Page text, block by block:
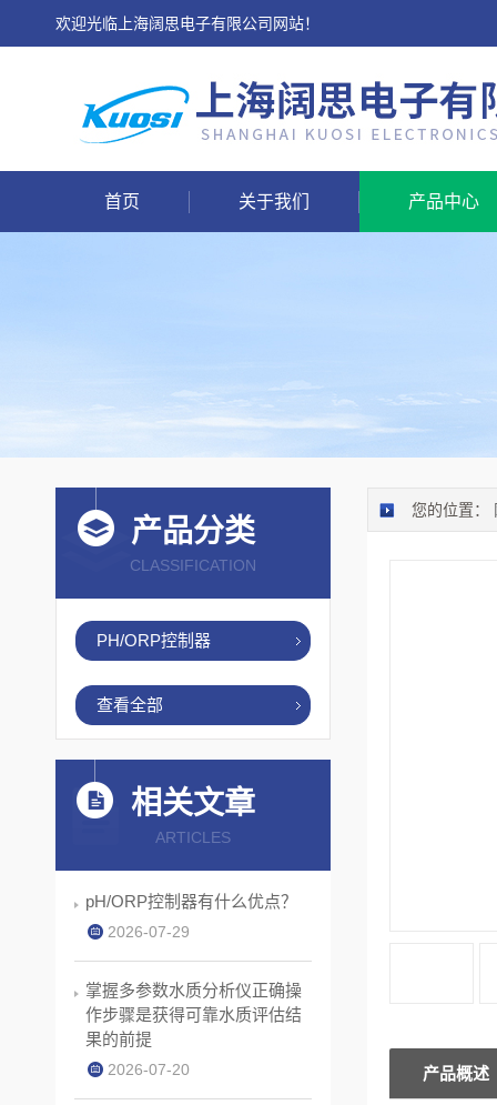
欢迎光临上海阔思电子有限公司网站！
首页 关于我们 产品中心
您的位置：
产品概述
产品分类
CLASSIFICATION
PH/ORP控制器
查看全部
相关文章
ARTICLES
pH/ORP控制器有什么优点？
2026-07-29
掌握多参数水质分析仪正确操
作步骤是获得可靠水质评估结
果的前提
2026-07-20